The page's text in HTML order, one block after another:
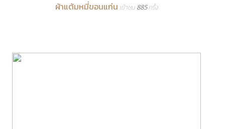
ผ้าแต้มหมี่ขอนแก่น เข้าชม 885 ครั้ง